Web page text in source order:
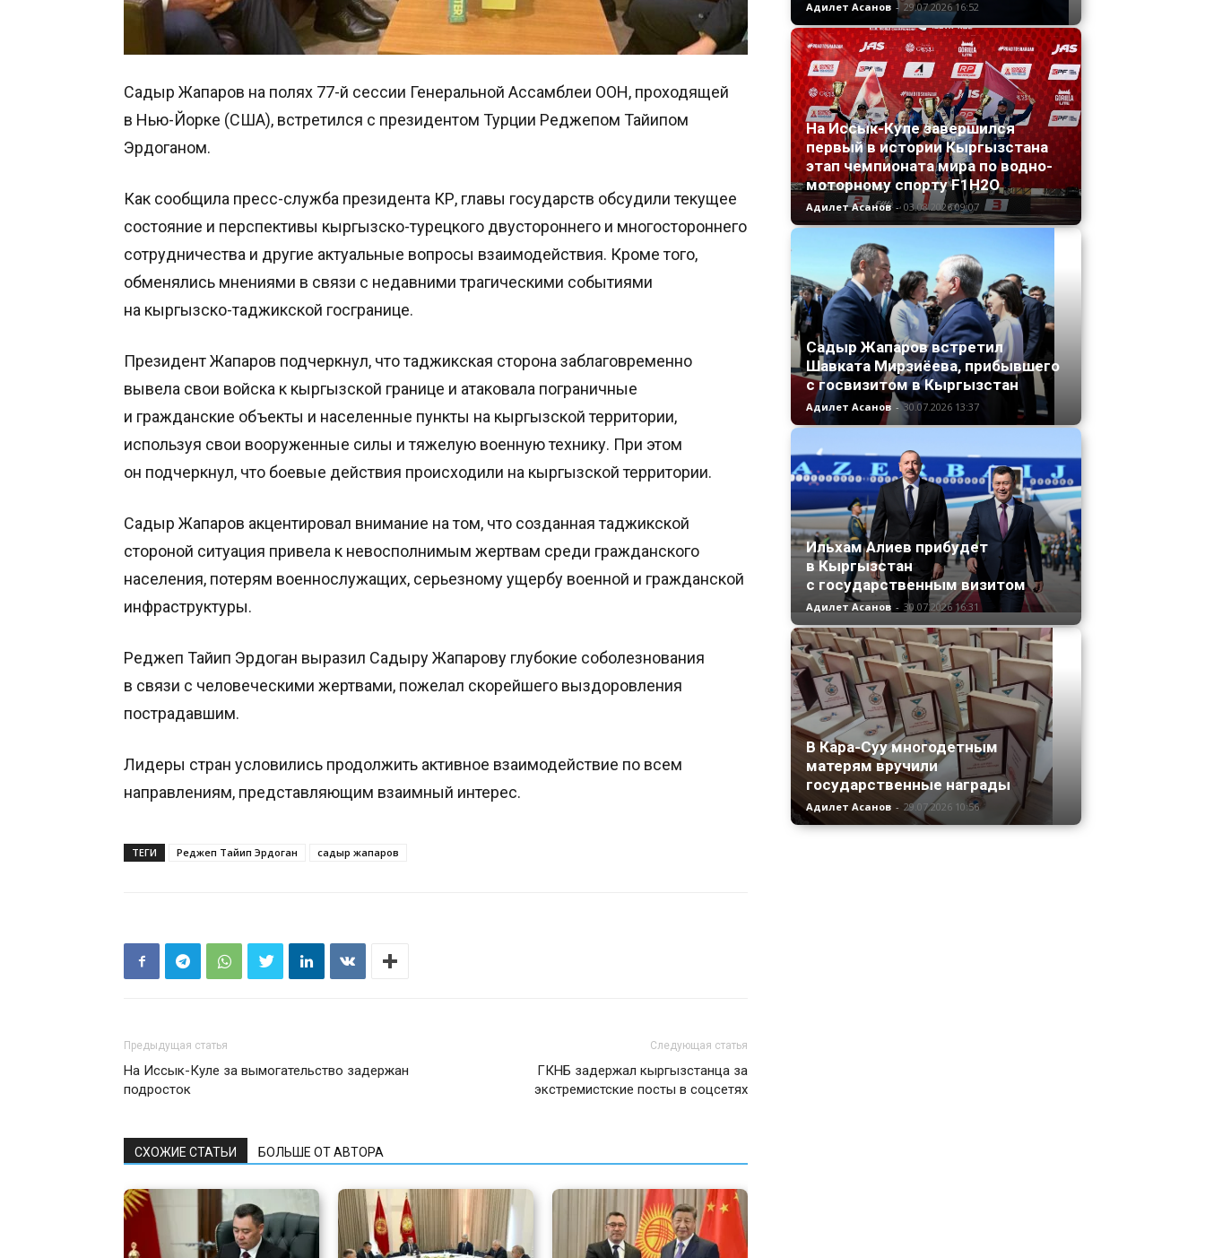
Садыр Жапаров на полях 77-й сессии Генеральной Ассамблеи ООН, проходящей
в Нью-Йорке (США), встретился с президентом Турции Реджепом Тайипом
Эрдоганом.
Как сообщила пресс-служба президента КР, главы государств обсудили текущее
состояние и перспективы кыргызско-турецкого двустороннего и многостороннего
сотрудничества и другие актуальные вопросы взаимодействия. Кроме того,
обменялись мнениями в связи с недавними трагическими событиями
на кыргызско-таджикской госгранице.
Президент Жапаров подчеркнул, что таджикская сторона заблаговременно
вывела свои войска к кыргызской границе и атаковала пограничные
и гражданские объекты и населенные пункты на кыргызской территории,
используя свои вооруженные силы и тяжелую военную технику. При этом
он подчеркнул, что боевые действия происходили на кыргызской территории.
Садыр Жапаров акцентировал внимание на том, что созданная таджикской
стороной ситуация привела к невосполнимым жертвам среди гражданского
населения, потерям военнослужащих, серьезному ущербу военной и гражданской
инфраструктуры.
Реджеп Тайип Эрдоган выразил Садыру Жапарову глубокие соболезнования
в связи с человеческими жертвами, пожелал скорейшего выздоровления
пострадавшим.
Лидеры стран условились продолжить активное взаимодействие по всем
направлениям, представляющим взаимный интерес.
ТЕГИ Реджеп Тайип Эрдоган садыр жапаров
Предыдущая статья
На Иссык-Куле за вымогательство задержан
подросток
Следующая статья
ГКНБ задержал кыргызстанца за
экстремистские посты в соцсетях
СХОЖИЕ СТАТЬИ БОЛЬШЕ ОТ АВТОРА
Адилет Асанов - 29.07.2026 16:52
На Иссык-Куле завершился
первый в истории Кыргызстана
этап чемпионата мира по водно-
моторному спорту F1H2O
Адилет Асанов - 03.08.2026 09:07
Садыр Жапаров встретил
Шавката Мирзиёева, прибывшего
с госвизитом в Кыргызстан
Адилет Асанов - 30.07.2026 13:37
Ильхам Алиев прибудет
в Кыргызстан
с государственным визитом
Адилет Асанов - 30.07.2026 16:31
В Кара-Суу многодетным
матерям вручили
государственные награды
Адилет Асанов - 29.07.2026 10:56